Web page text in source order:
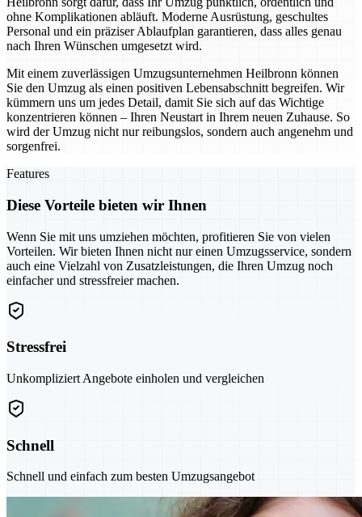
ohne Komplikationen abläuft. Moderne Ausrüstung, geschultes
Personal und ein präziser Ablaufplan garantieren, dass alles genau
nach Ihren Wünschen umgesetzt wird.
Mit einem zuverlässigen Umzugsunternehmen Heilbronn können
Sie den Umzug als einen positiven Lebensabschnitt begreifen. Wir
kümmern uns um jedes Detail, damit Sie sich auf das Wichtige
konzentrieren können – Ihren Neustart in Ihrem neuen Zuhause. So
wird der Umzug nicht nur reibungslos, sondern auch angenehm und
sorgenfrei.
Features
Diese Vorteile bieten wir Ihnen
Wenn Sie mit uns umziehen möchten, profitieren Sie von vielen
Vorteilen. Wir bieten Ihnen nicht nur einen Umzugsservice, sondern
auch eine Vielzahl von Zusatzleistungen, die Ihren Umzug noch
einfacher und stressfreier machen.
Stressfrei
Unkompliziert Angebote einholen und vergleichen
Schnell
Schnell und einfach zum besten Umzugsangebot